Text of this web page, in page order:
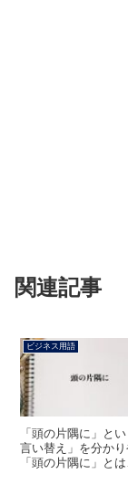
関連記事
ビジネス用語
「頭の片隅に」と
言い替え」を分か
「頭の片隅に」と